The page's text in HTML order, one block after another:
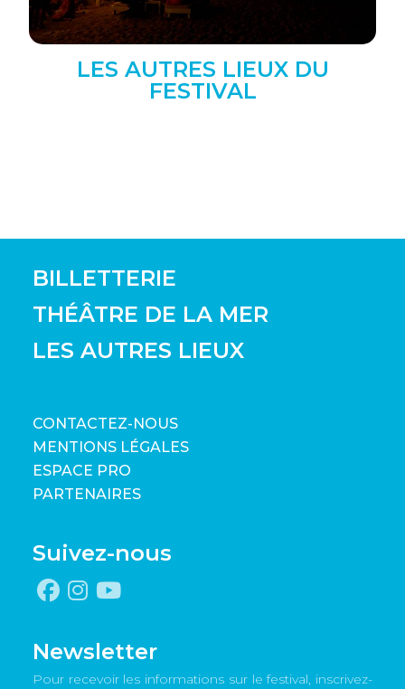
LES AUTRES LIEUX DU
FESTIVAL
BILLETTERIE
THÉÂTRE DE LA MER
LES AUTRES LIEUX
CONTACTEZ-NOUS
MENTIONS LÉGALES
ESPACE PRO
PARTENAIRES
Suivez-nous
Newsletter
Pour recevoir les informations sur le festival, inscrivez-